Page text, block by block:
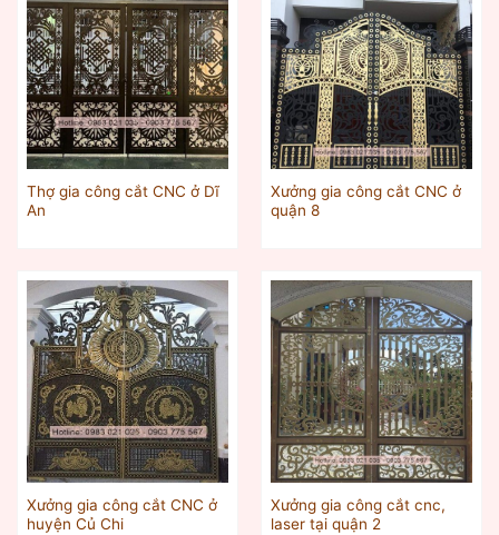
Thợ gia công cắt CNC ở Dĩ
An
Xưởng gia công cắt CNC ở
quận 8
Xưởng gia công cắt CNC ở
huyện Củ Chi
Xưởng gia công cắt cnc,
laser tại quận 2